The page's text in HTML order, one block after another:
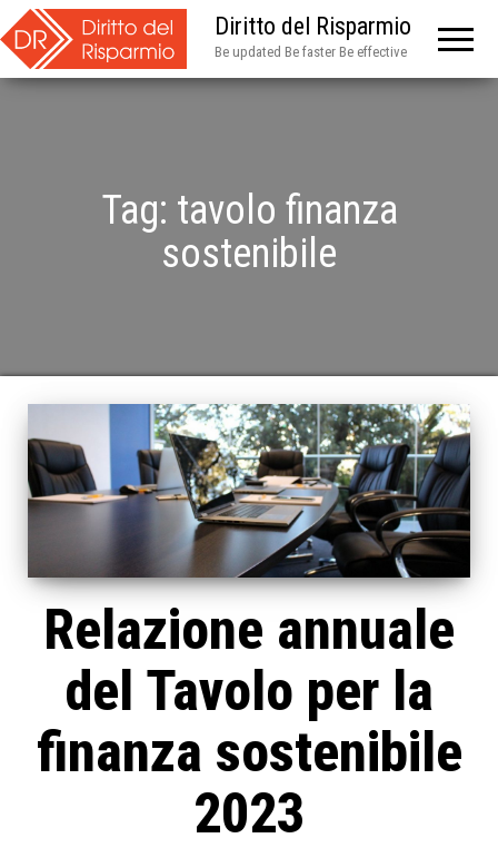
Diritto del Risparmio
Be updated Be faster Be effective
Tag: tavolo finanza
sostenibile
Relazione annuale
del Tavolo per la
finanza sostenibile
2023